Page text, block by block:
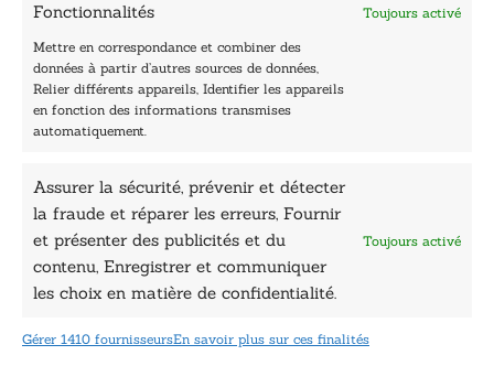
Fonctionnalités Toujours activé
Mettre en correspondance et combiner des
données à partir d’autres sources de données,
Relier différents appareils, Identifier les appareils
en fonction des informations transmises
automatiquement.
Assurer la sécurité, prévenir et détecter
la fraude et réparer les erreurs, Fournir
et présenter des publicités et du
contenu, Enregistrer et communiquer
les choix en matière de confidentialité.
Toujours activé
Gérer 1410 fournisseursEn savoir plus sur ces finalités
Les Plumes du Lys Bleu
Prix sciences humaines et sociales
Nos collections
Nos auteurs
Catalogue
Sciences humaines
Pratique
Le Petit Lys
Données légales
Conditions Générales de vente
Politique de cookies